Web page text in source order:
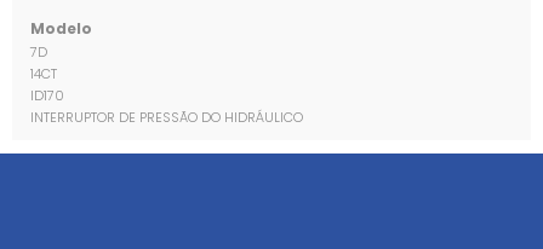
Modelo
7D
14CT
ID170
INTERRUPTOR DE PRESSÃO DO HIDRÁULICO